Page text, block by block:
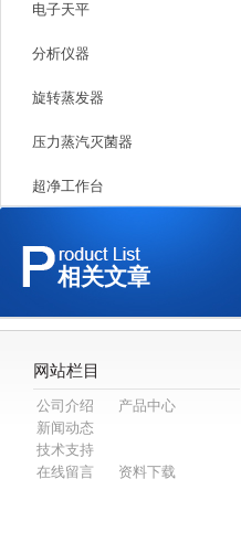
电子天平
分析仪器
旋转蒸发器
压力蒸汽灭菌器
超净工作台
相关文章
网站栏目
公司介绍
产品中心
新闻动态
技术支持
在线留言
资料下载